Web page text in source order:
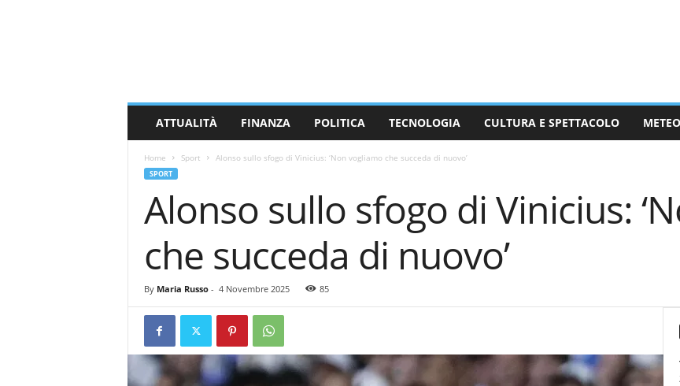
ATTUALITÀ FINANZA POLITICA TECNOLOGIA CULTURA E SPETTACOLO METEO
Home Sport Alonso sullo sfogo di Vinicius: ‘Non vogliamo che succeda di nuovo’
SPORT
Alonso sullo sfogo di Vinicius:
che succeda di nuovo’
By Maria Russo- 4 Novembre 2025 85